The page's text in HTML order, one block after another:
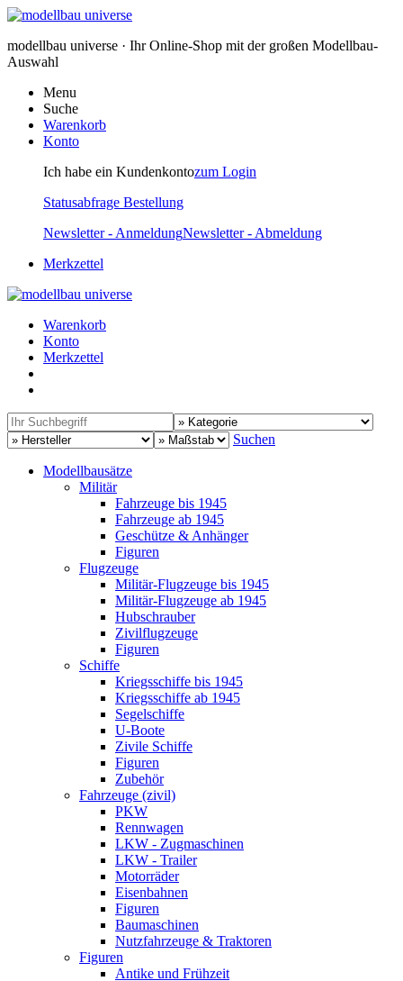
modellbau universe · Ihr Online-Shop mit der großen Modellbau-
Auswahl
Menu
Suche
Warenkorb
Konto
Ich habe ein Kundenkontozum Login
Statusabfrage Bestellung
Newsletter - AnmeldungNewsletter - Abmeldung
Merkzettel
Warenkorb
Konto
Merkzettel
Suchen
Modellbausätze
Militär
Fahrzeuge bis 1945
Fahrzeuge ab 1945
Geschütze & Anhänger
Figuren
Flugzeuge
Militär-Flugzeuge bis 1945
Militär-Flugzeuge ab 1945
Hubschrauber
Zivilflugzeuge
Figuren
Schiffe
Kriegsschiffe bis 1945
Kriegsschiffe ab 1945
Segelschiffe
U-Boote
Zivile Schiffe
Figuren
Zubehör
Fahrzeuge (zivil)
PKW
Rennwagen
LKW - Zugmaschinen
LKW - Trailer
Motorräder
Eisenbahnen
Figuren
Baumaschinen
Nutzfahrzeuge & Traktoren
Figuren
Antike und Frühzeit